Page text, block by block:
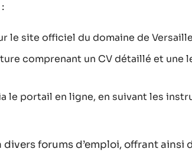
le site officiel du domaine de
comprenant un CV détaillé et une
le portail en ligne, en suivant les
divers forums d’emploi, offrant